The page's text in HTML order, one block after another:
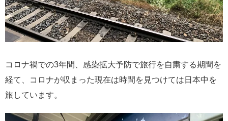
コロナ禍での3年間、感染拡大予防で旅行を自粛する期間を
経て、コロナが収まった現在は時間を見つけては日本中を
旅しています。